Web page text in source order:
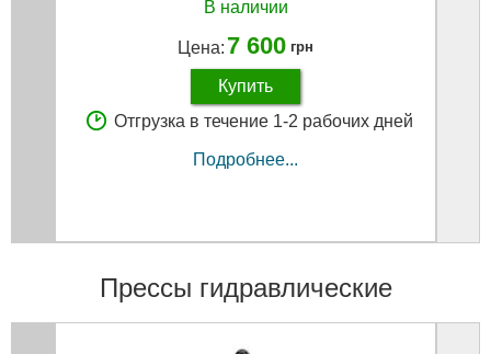
В наличии
Цена: 7 600 грн
Купить
Отгрузка в течение 1-2 рабочих дней
Подробнее...
Прессы гидравлические